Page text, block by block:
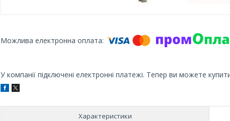
У компанії підключені електронні платежі. Тепер ви можете
Характеристики